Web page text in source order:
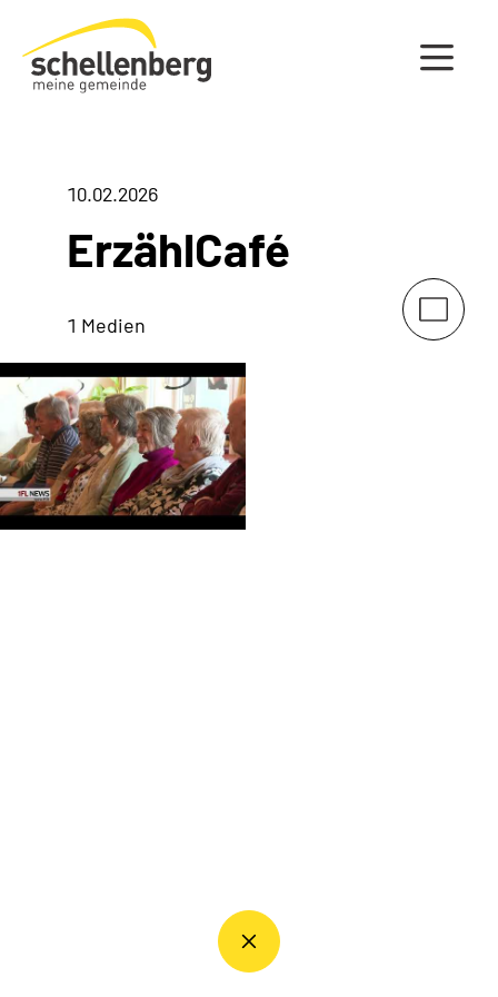
Gemeinde Schellenberg Startseite
10.02.2026
ErzählCafé
1 Medien